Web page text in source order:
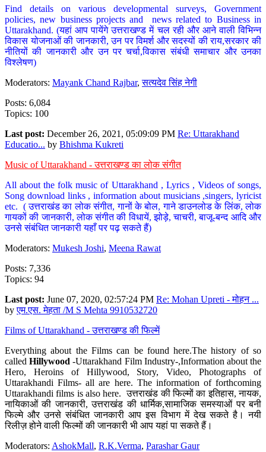
Find details on various developmental surveys, Government
policies, new business projects and news related to Business in
Uttarakhand. (यहां आप पायेंगे उत्तराखण्ड में चल रही और आने वाली विभिन्न
विकास योजनाओं की जानकारी, उन पर विमर्श और सदस्यों की राय,सरकार की
नीतियों की जानकारी और उन पर चर्चा,विकास संबंधी समाचार और उनका
विश्लेषण)
Moderators: Mayank Chand Rajbar,सत्यदेव सिंह नेगी
Posts: 6,084
Topics: 100
Last post: December 26, 2021, 05:09:09 PM Re: Uttarakhand
Educatio... by Bhishma Kukreti
Music of Uttarakhand - उत्तराखण्ड का लोक संगीत
All about the folk music of Uttarakhand , Lyrics , Videos of songs,
Song download links , information about musicians ,singers, lyricist
etc. ( उत्तराखंड का लोक संगीत, गानों के बोल, गाने डाउनलोड के लिंक, लोक
गायकों की जानकारी, लोक संगीत की विधायें, झोड़े, चाचरी, बाजू-बन्द आदि और
उनसे संबंधित जानकारी यहाँ पर पढ़ सकते हैं)
Moderators: Mukesh Joshi, Meena Rawat
Posts: 7,336
Topics: 94
Last post: June 07, 2020, 02:57:24 PM Re: Mohan Upreti - मोहन ...
byएम.एस. मेहता /M S Mehta 9910532720
Films of Uttarakhand - उत्तराखण्ड की फिल्में
Everything about the Films can be found here.The history of so
calledHillywood-Uttarakhand Film Industry-,Information about the
Hero, Heroins of Hillywood, Story, Video, Photographs of
Uttarakhandi Films- all are here. The information of forthcoming
Uttarakhandi films is also here. उत्तराखंड की फिल्मों का इतिहास, नायक,
नायिकाओं की जानकारी, उत्तराखंड की धार्मिक,सामाजिक समस्याओं पर बनी
फिल्मे और उनसे संबंधित जानकारी आप इस विभाग में देख सकते है। नयी
रिलीज़ होने वाली फिल्मों की जानकारी भी आप यहां पा सकते हैं।
Moderators: AshokMall, R.K.Verma, Parashar Gaur